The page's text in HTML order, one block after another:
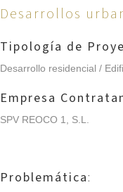
Desarrollos
Tipología de
Desarrollo residencial /
Empresa
SPV REOCO 1, S.L.
Problemática: